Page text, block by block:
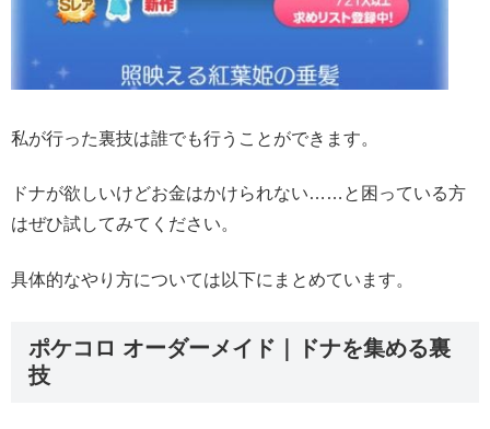
私が行った裏技は誰でも行うことができます。
ドナが欲しいけどお金はかけられない……と困っている方
はぜひ試してみてください。
具体的なやり方については以下にまとめています。
ポケコロ オーダーメイド｜ドナを集める裏
技